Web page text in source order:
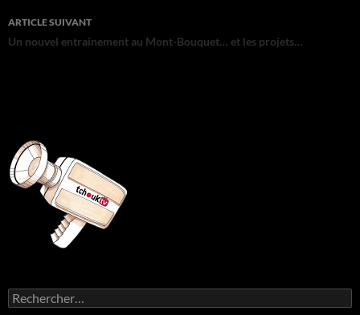
articles
ARTICLE SUIVANT
Un nouvel entrainement au Mont-Bouquet… et les projets…
Rechercher :